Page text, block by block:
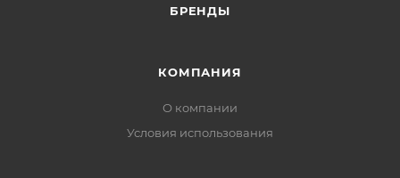
БРЕНДЫ
КОМПАНИЯ
О компании
Условия использования